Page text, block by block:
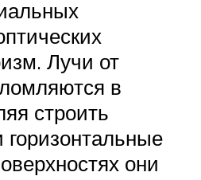
Лучи от
в
строить
они